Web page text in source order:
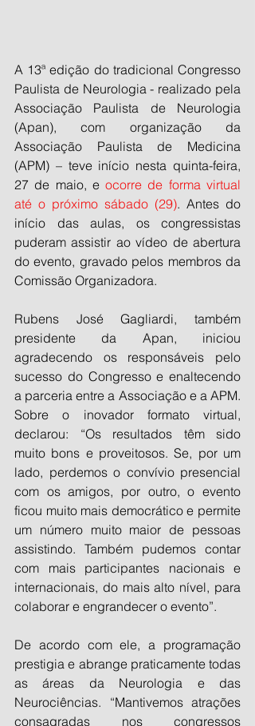
A 13ª edição do tradicional Congresso
Paulista de Neurologia - realizado pela
Associação Paulista de Neurologia
(Apan), com organização da
Associação Paulista de Medicina
(APM) – teve início nesta quinta-feira,
27 de maio, e ocorre de forma virtual
até o próximo sábado (29). Antes do
início das aulas, os congressistas
puderam assistir ao vídeo de abertura
do evento, gravado pelos membros da
Comissão Organizadora.
Rubens José Gagliardi, também
presidente da Apan, iniciou
agradecendo os responsáveis pelo
sucesso do Congresso e enaltecendo
a parceria entre a Associação e a APM.
Sobre o inovador formato virtual,
declarou: “Os resultados têm sido
muito bons e proveitosos. Se, por um
lado, perdemos o convívio presencial
com os amigos, por outro, o evento
ficou muito mais democrático e permite
um número muito maior de pessoas
assistindo. Também pudemos contar
com mais participantes nacionais e
internacionais, do mais alto nível, para
colaborar e engrandecer o evento”.
De acordo com ele, a programação
prestigia e abrange praticamente todas
as áreas da Neurologia e das
Neurociências. “Mantivemos atrações
consagradas nos congressos